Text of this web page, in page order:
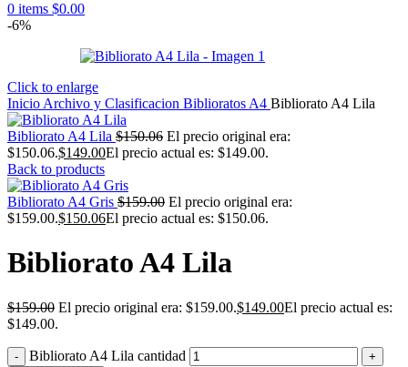
0 items $0.00
-6%
Click to enlarge
Inicio Archivo y Clasificacion Biblioratos A4 Bibliorato A4 Lila
Bibliorato A4 Lila $150.06 El precio original era:
$150.06.$149.00El precio actual es: $149.00.
Back to products
Bibliorato A4 Gris $159.00 El precio original era:
$159.00.$150.06El precio actual es: $150.06.
Bibliorato A4 Lila
$159.00 El precio original era: $159.00.$149.00El precio actual es:
$149.00.
Bibliorato A4 Lila cantidad